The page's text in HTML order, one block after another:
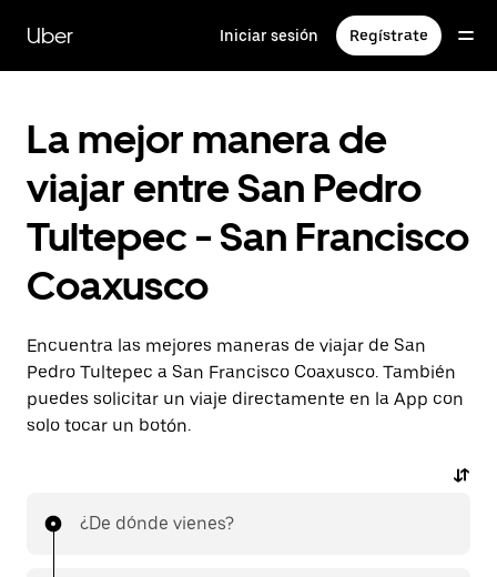
contenido
principal
Uber Iniciar sesión Regístrate
La mejor manera de
viajar entre San Pedro
Tultepec - San Francisco
Coaxusco
Encuentra las mejores maneras de viajar de San
Pedro Tultepec a San Francisco Coaxusco. También
puedes solicitar un viaje directamente en la App con
solo tocar un botón.
¿De dónde vienes?